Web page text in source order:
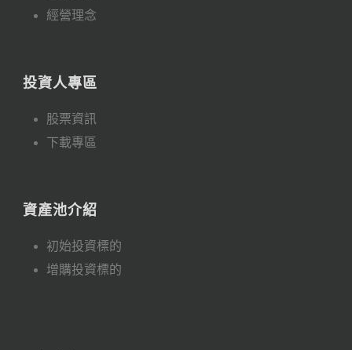
經營理念
投資人專區
股票資訊
下載專區
資產池介紹
初始投資標的
增購投資標的